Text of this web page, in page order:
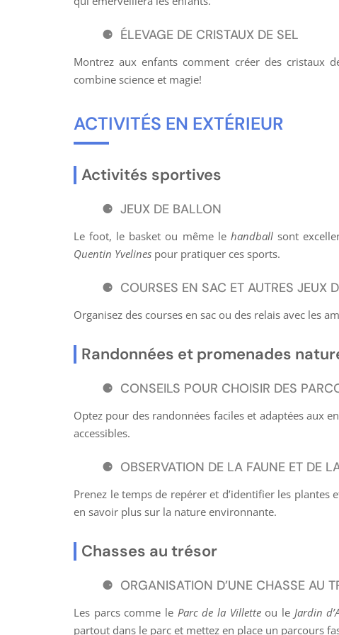
ÉLEVAGE DE CRISTAUX DE SEL
Montrez aux enfants comment créer des cristaux
combine science et magie!
ACTIVITÉS EN EXTÉRIEUR
Activités sportives
JEUX DE BALLON
Le foot, le basket ou même le handballsont
Quentin Yvelines pour pratiquer ces sports.
COURSES EN SAC ET AUTRES JEUX
Organisez des courses en sac ou des relais avec les
Randonnées et promenades
CONSEILS POUR CHOISIR DES
Optez pour des randonnées faciles et adaptées aux
accessibles.
OBSERVATION DE LA FAUNE ET DE
Prenez le temps de repérer et d’identifier les
en savoir plus sur la nature environnante.
Chasses au trésor
ORGANISATION D’UNE CHASSE AU
Les parcs comme le Parc de la Villetteou le Jardin
partout dans le parc et mettez en place un parcours